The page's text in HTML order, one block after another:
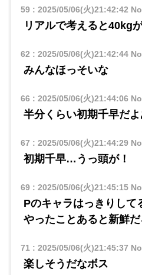
59: 2025/05/06(火)21:42:42
リアルで考えると40kg
62 : 2025/05/06(火)21:42:44
みんなほっそいな
66 : 2025/05/06(火)21:44:06
半分くらい初期千早だ
67 : 2025/05/06(火)21:44:29
初期千早…うっ頭が！
69: 2025/05/06(火)21:45:15
Pのキャラはっきりして
やったことあると新鮮
71 : 2025/05/06(火)21:45:37
楽しそうだなボス